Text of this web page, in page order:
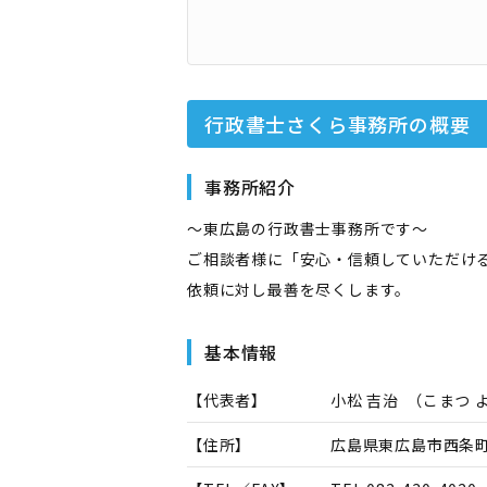
行政書士さくら事務所の概要
事務所紹介
～東広島の行政書士事務所です～
ご相談者様に「安心・信頼していただ
依頼に対し最善を尽くします。
基本情報
【代表者】 小松 吉治 （こまつ
【住所】 広島県東広島市西条